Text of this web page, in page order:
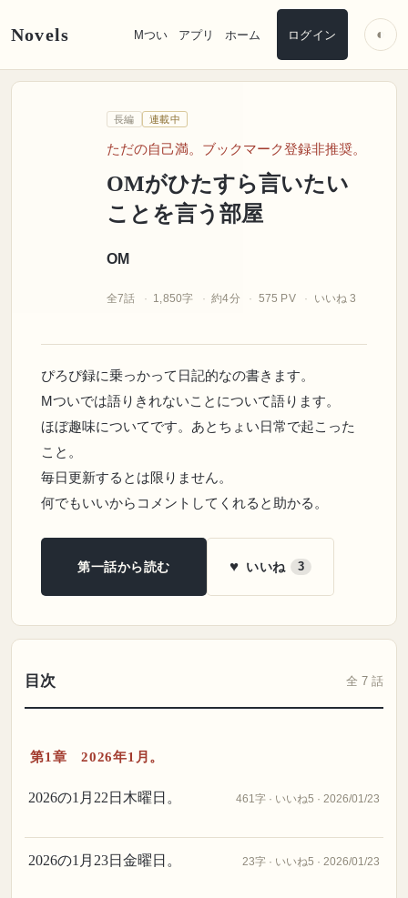
Novels Mつい アプリ ホーム ログイン ◐
長編 連載中
ただの自己満。ブックマーク登録非推奨。
OMがひたすら言いたい
ことを言う部屋
OM
全7話 1,850字 約4分 575 PV いいね 3
ぴろぴ録に乗っかって日記的なの書きます。
Mついでは語りきれないことについて語ります。
ほぼ趣味についてです。あとちょい日常で起こった
こと。
毎日更新するとは限りません。
何でもいいからコメントしてくれると助かる。
第一話から読む ♥ いいね 3
目次 全 7 話
第1章 2026年1月。
2026の1月22日木曜日。 461字 · いいね5 · 2026/01/23
2026の1月23日金曜日。 23字 · いいね5 · 2026/01/23